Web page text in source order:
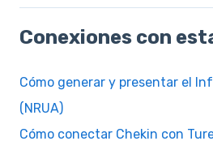
Conexiones con
Cómo generar y presentar el
(NRUA)
Cómo conectar Chekin con